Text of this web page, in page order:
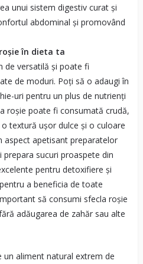
unui sistem digestiv curat și
abdominal și promovând
în dieta ta
de versatilă și poate fi
de moduri. Poți să o adaugi în
uri pentru un plus de nutrienți
roșie poate fi consumată crudă,
textură ușor dulce și o culoare
aspect apetisant preparatelor
sucuri proaspete din
pentru detoxifiere și
a beneficia de toate
să consumi sfecla roșie
adăugarea de zahăr sau alte
un aliment natural extrem de